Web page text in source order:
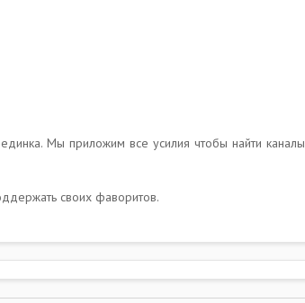
Мы приложим все усилия чтобы найти каналы
своих фаворитов.